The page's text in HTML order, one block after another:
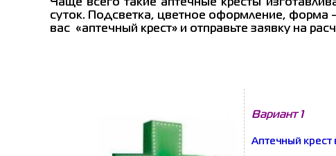
Чаще всего такие аптечные кресты
суток. Подсветка, цветное оформление, форма
вас «аптечный крест» и отправьте заявку на
Вариант 1
Аптечный